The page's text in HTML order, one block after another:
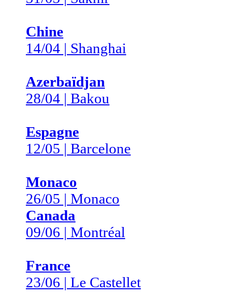
Chine
14/04 | Shanghai
Azerbaïdjan
28/04 | Bakou
Espagne
12/05 | Barcelone
Monaco
26/05 | Monaco
Canada
09/06 | Montréal
France
23/06 | Le Castellet